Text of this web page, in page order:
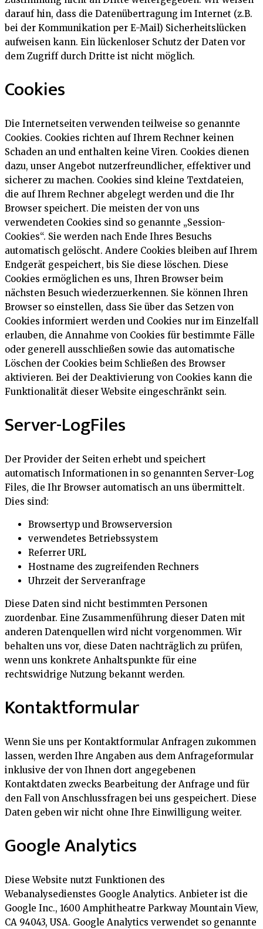
darauf hin, dass die Datenübertragung im Internet (z.B.
bei der Kommunikation per E-Mail) Sicherheitslücken
aufweisen kann. Ein lückenloser Schutz der Daten vor
dem Zugriff durch Dritte ist nicht möglich.
Cookies
Die Internetseiten verwenden teilweise so genannte
Cookies. Cookies richten auf Ihrem Rechner keinen
Schaden an und enthalten keine Viren. Cookies dienen
dazu, unser Angebot nutzerfreundlicher, effektiver und
sicherer zu machen. Cookies sind kleine Textdateien,
die auf Ihrem Rechner abgelegt werden und die Ihr
Browser speichert. Die meisten der von uns
verwendeten Cookies sind so genannte „Session-
Cookies“. Sie werden nach Ende Ihres Besuchs
automatisch gelöscht. Andere Cookies bleiben auf Ihrem
Endgerät gespeichert, bis Sie diese löschen. Diese
Cookies ermöglichen es uns, Ihren Browser beim
nächsten Besuch wiederzuerkennen. Sie können Ihren
Browser so einstellen, dass Sie über das Setzen von
Cookies informiert werden und Cookies nur im Einzelfall
erlauben, die Annahme von Cookies für bestimmte Fälle
oder generell ausschließen sowie das automatische
Löschen der Cookies beim Schließen des Browser
aktivieren. Bei der Deaktivierung von Cookies kann die
Funktionalität dieser Website eingeschränkt sein.
Server-LogFiles
Der Provider der Seiten erhebt und speichert
automatisch Informationen in so genannten Server-Log
Files, die Ihr Browser automatisch an uns übermittelt.
Dies sind:
Browsertyp und Browserversion
verwendetes Betriebssystem
Referrer URL
Hostname des zugreifenden Rechners
Uhrzeit der Serveranfrage
Diese Daten sind nicht bestimmten Personen
zuordenbar. Eine Zusammenführung dieser Daten mit
anderen Datenquellen wird nicht vorgenommen. Wir
behalten uns vor, diese Daten nachträglich zu prüfen,
wenn uns konkrete Anhaltspunkte für eine
rechtswidrige Nutzung bekannt werden.
Kontaktformular
Wenn Sie uns per Kontaktformular Anfragen zukommen
lassen, werden Ihre Angaben aus dem Anfrageformular
inklusive der von Ihnen dort angegebenen
Kontaktdaten zwecks Bearbeitung der Anfrage und für
den Fall von Anschlussfragen bei uns gespeichert. Diese
Daten geben wir nicht ohne Ihre Einwilligung weiter.
Google Analytics
Diese Website nutzt Funktionen des
Webanalysedienstes Google Analytics. Anbieter ist die
Google Inc., 1600 Amphitheatre Parkway Mountain View,
CA 94043, USA. Google Analytics verwendet so genannte